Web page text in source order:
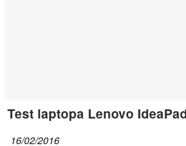
Test laptopa Lenovo
16/02/2016